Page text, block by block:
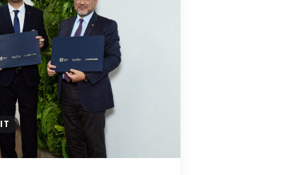
IT